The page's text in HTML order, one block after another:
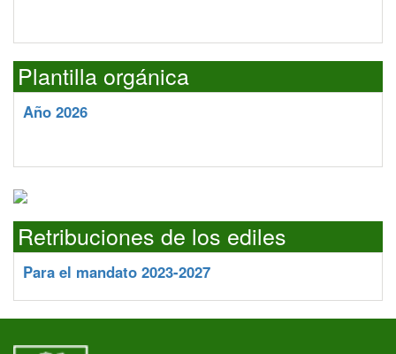
Plantilla orgánica
Año 2026
Retribuciones de los ediles
Para el mandato 2023-2027